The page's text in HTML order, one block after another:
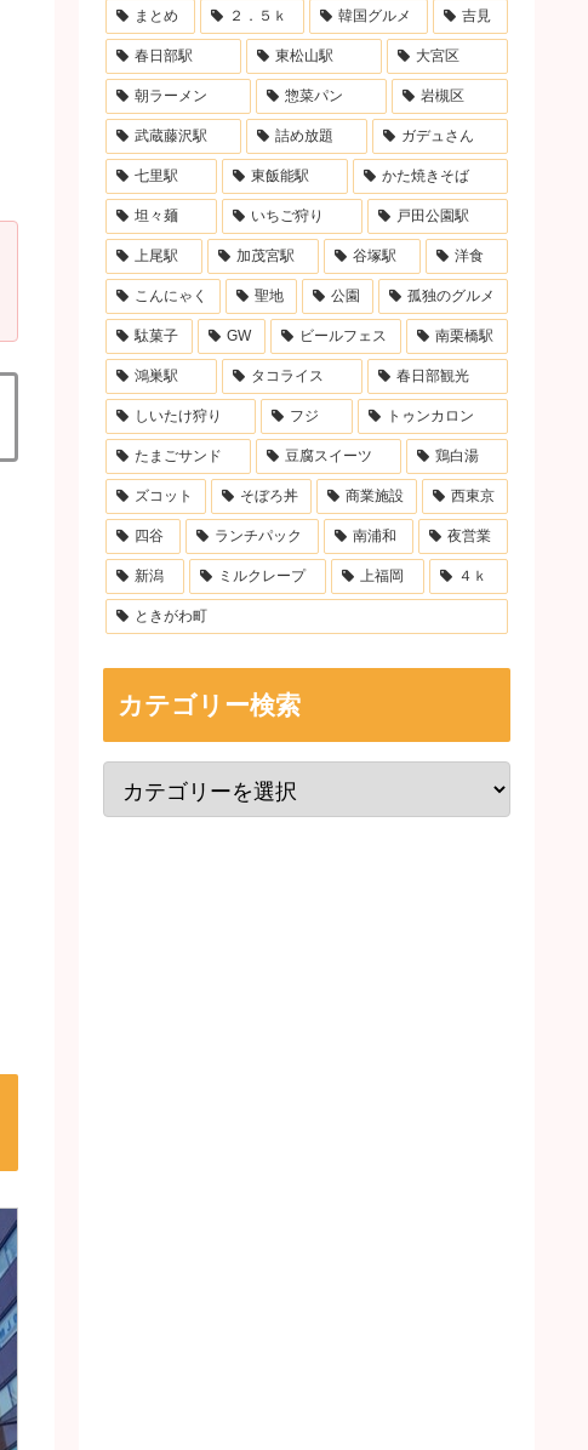
まとめ ２．５ｋ 韓国グルメ 吉見
春日部駅 東松山駅 大宮区
朝ラーメン 惣菜パン 岩槻区
武蔵藤沢駅 詰め放題 ガデュさん
七里駅 東飯能駅 かた焼きそば
坦々麺 いちご狩り 戸田公園駅
上尾駅 加茂宮駅 谷塚駅 洋食
こんにゃく 聖地 公園 孤独のグルメ
駄菓子 GW ビールフェス 南栗橋駅
鴻巣駅 タコライス 春日部観光
しいたけ狩り フジ トゥンカロン
たまごサンド 豆腐スイーツ 鶏白湯
ズコット そぼろ丼 商業施設 西東京
四谷 ランチパック 南浦和 夜営業
新潟 ミルクレープ 上福岡 ４ｋ
ときがわ町
カテゴリー検索